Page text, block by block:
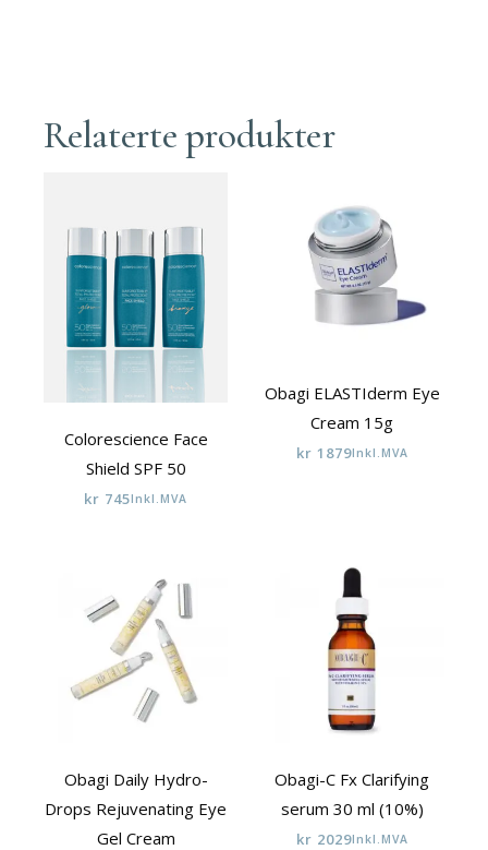
Relaterte produkter
Colorescience Face
Shield SPF 50
kr 745Inkl.MVA
Obagi ELASTIderm Eye
Cream 15g
kr 1879Inkl.MVA
Obagi Daily Hydro-
Drops Rejuvenating Eye
Gel Cream
Obagi-C Fx Clarifying
serum 30 ml (10%)
kr 2029Inkl.MVA